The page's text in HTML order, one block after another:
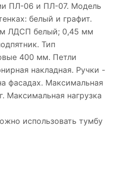
ПЛ-06 и ПЛ-07. Модель
белый и графит.
ЛДСП белый; 0,45 мм
Тип
400 мм. Петли
накладная. Ручки -
фасадах. Максимальная
Максимальная нагрузка
использовать тумбу